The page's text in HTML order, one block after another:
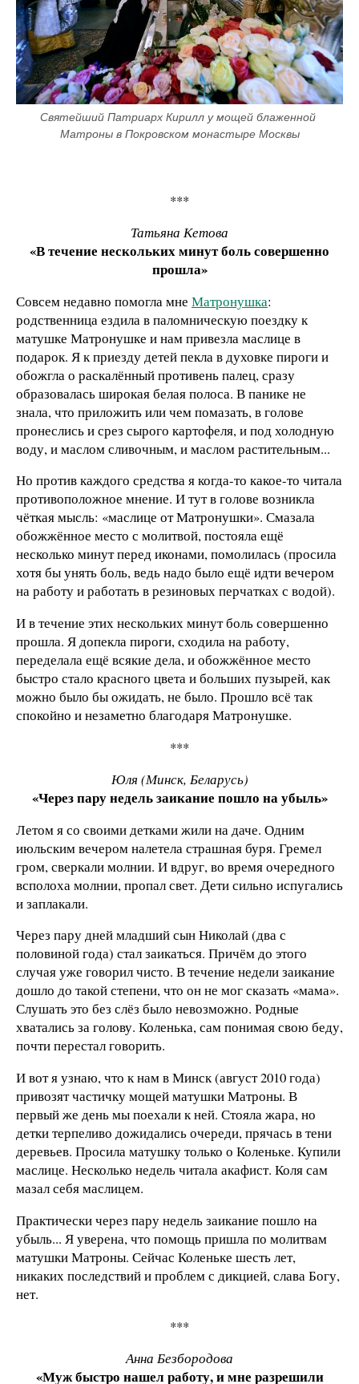
Святейший Патриарх Кирилл у мощей блаженной
Матроны в Покровском монастыре Москвы
***
Татьяна Кетова
«В течение нескольких минут боль совершенно
прошла»
Совсем недавно помогла мне Матронушка:
родственница ездила в паломническую поездку к
матушке Матронушке и нам привезла маслице в
подарок. Я к приезду детей пекла в духовке пироги и
обожгла о раскалённый противень палец, сразу
образовалась широкая белая полоса. В панике не
знала, что приложить или чем помазать, в голове
пронеслись и срез сырого картофеля, и под холодную
воду, и маслом сливочным, и маслом растительным...
Но против каждого средства я когда-то какое-то читала
противоположное мнение. И тут в голове возникла
чёткая мысль: «маслице от Матронушки». Смазала
обожжённое место с молитвой, постояла ещё
несколько минут перед иконами, помолилась (просила
хотя бы унять боль, ведь надо было ещё идти вечером
на работу и работать в резиновых перчатках с водой).
И в течение этих нескольких минут боль совершенно
прошла. Я допекла пироги, сходила на работу,
переделала ещё всякие дела, и обожжённое место
быстро стало красного цвета и больших пузырей, как
можно было бы ожидать, не было. Прошло всё так
спокойно и незаметно благодаря Матронушке.
***
Юля (Минск, Беларусь)
«Через пару недель заикание пошло на убыль»
Летом я со своими детками жили на даче. Одним
июльским вечером налетела страшная буря. Гремел
гром, сверкали молнии. И вдруг, во время очередного
всполоха молнии, пропал свет. Дети сильно испугались
и заплакали.
Через пару дней младший сын Николай (два с
половиной года) стал заикаться. Причём до этого
случая уже говорил чисто. В течение недели заикание
дошло до такой степени, что он не мог сказать «мама».
Слушать это без слёз было невозможно. Родные
хватались за голову. Коленька, сам понимая свою беду,
почти перестал говорить.
И вот я узнаю, что к нам в Минск (август 2010 года)
привозят частичку мощей матушки Матроны. В
первый же день мы поехали к ней. Стояла жара, но
детки терпеливо дожидались очереди, прячась в тени
деревьев. Просила матушку только о Коленьке. Купили
маслице. Несколько недель читала акафист. Коля сам
мазал себя маслицем.
Практически через пару недель заикание пошло на
убыль... Я уверена, что помощь пришла по молитвам
матушки Матроны. Сейчас Коленьке шесть лет,
никаких последствий и проблем с дикцией, слава Богу,
нет.
***
Анна Безбородова
«Муж быстро нашел работу, и мне разрешили